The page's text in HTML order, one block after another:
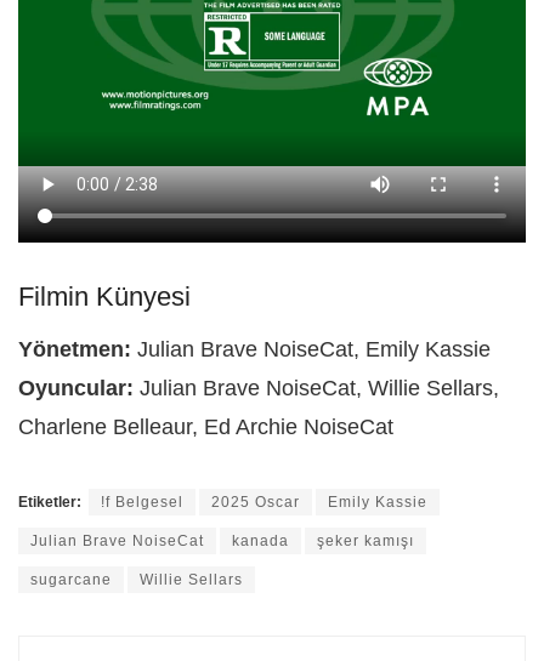
Filmin Künyesi
Yönetmen: Julian Brave NoiseCat, Emily Kassie
Oyuncular: Julian Brave NoiseCat, Willie Sellars,
Charlene Belleaur, Ed Archie NoiseCat
Etiketler: !f Belgesel 2025 Oscar Emily Kassie
Julian Brave NoiseCat kanada şeker kamışı
sugarcane Willie Sellars